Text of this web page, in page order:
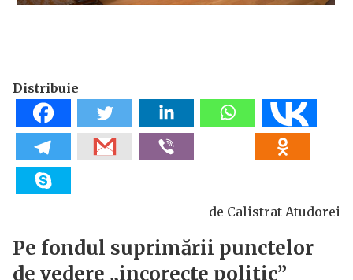
Distribuie
de Calistrat Atudorei
Pe fondul suprimării punctelor
de vedere „incorecte politic”